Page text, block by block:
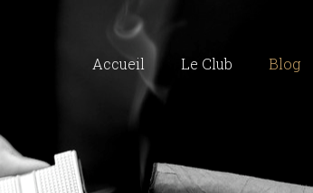
Accueil Le Club Blog